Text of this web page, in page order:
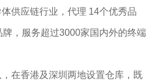
供应链行业，代理 14个优秀品
，服务超过3000家国内外的终端
在香港及深圳两地设置仓库，既